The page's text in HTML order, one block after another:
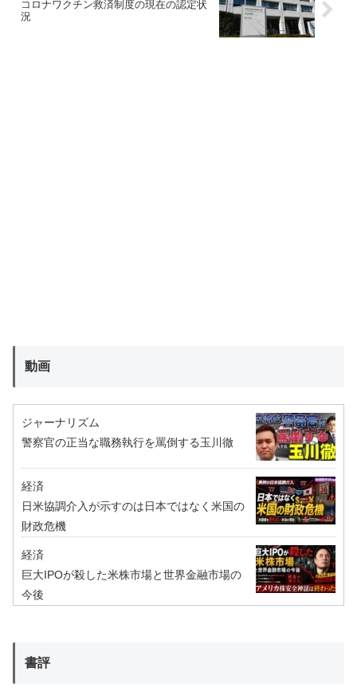
コロナワクチン救済制度の現在の認定状
況
動画
ジャーナリズム
警察官の正当な職務執行を罵倒する玉川徹
経済
日米協調介入が示すのは日本ではなく米国の
財政危機
経済
巨大IPOが殺した米株市場と世界金融市場の
今後
書評